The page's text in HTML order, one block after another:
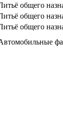
общего
общего
общего